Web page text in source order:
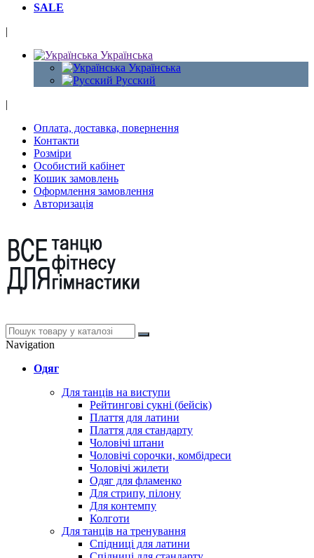
SALE
|
Українська
Українська
Русский
|
Оплата, доставка, повернення
Контакти
Розміри
Особистий кабінет
Кошик замовлень
Оформлення замовлення
Авторизація
Navigation
Одяг
Для танців на виступи
Рейтингові сукні (бейсік)
Плаття для латини
Плаття для стандарту
Чоловічі штани
Чоловічі сорочки, комбідреси
Чоловічі жилети
Одяг для фламенко
Для стрипу, пілону
Для контемпу
Колготи
Для танців на тренування
Спідниці для латини